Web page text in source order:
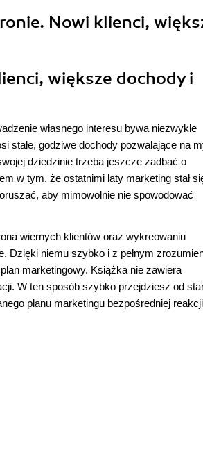
Nowi klienci,
większe dochody i
własnego interesu bywa niezwykle
stałe, godziwe dochody pozwalające na
dziedzinie trzeba jeszcze zadbać o
w tym, że ostatnimi laty marketing stał
aby mimowolnie nie spowodować
wiernych klientów oraz wykreowaniu
Dzięki niemu szybko i z pełnym
marketingowy. Książka nie zawiera
W ten sposób szybko przejdziesz od
planu marketingu bezpośredniej